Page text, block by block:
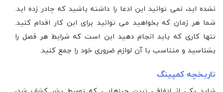
نشده اید، نمی توانید این ادعا را داشته باشید که چادر زده اید.
شما هر زمان که بخواهید می توانید برای این کار اقدام کنید.
تنها کاری که باید انجام دهید این است که شرایط هر فصل را
بشناسید و متناسب با آن لوازم ضروری خود را جمع کنید.
تاریخچه کمپینگ